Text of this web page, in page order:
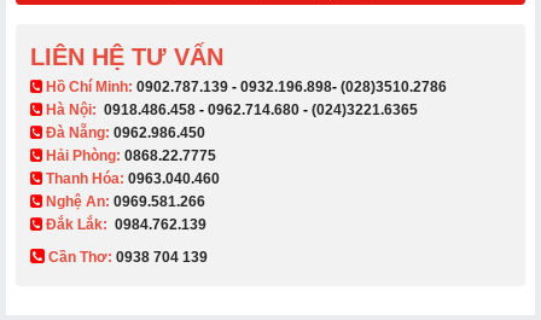
LIÊN HỆ TƯ VẤN
​ Hồ Chí Minh: 0902.787.139 - 0932.196.898- (028)3510.2786
Hà Nội: 0918.486.458 - 0962.714.680 - (024)3221.6365
Đà Nẵng: 0962.986.450
Hải Phòng: 0868.22.7775
Thanh Hóa: 0963.040.460
Nghệ An: 0969.581.266
Đắk Lắk: 0984.762.139
Cần Thơ: 0938 704 139​